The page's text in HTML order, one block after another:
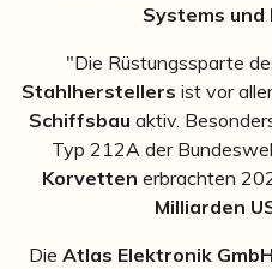
Systems und
"Die Rüstungssparte
Stahlherstellers ist vor
Schiffsbau aktiv.
Typ 212A der
Korvetten erbrachten
Milliarden
Die Atlas Elektronik GmbH